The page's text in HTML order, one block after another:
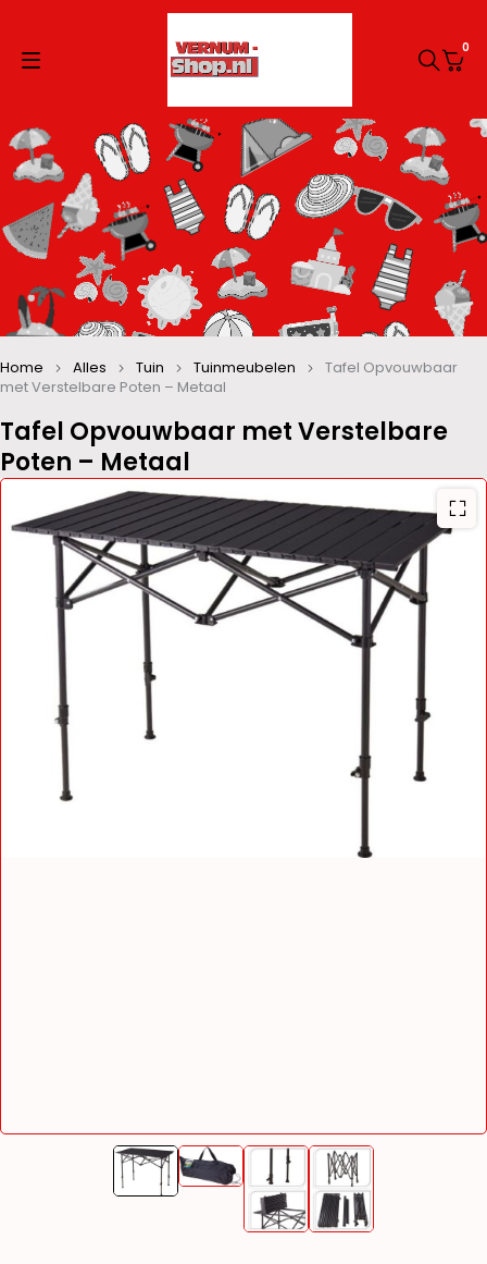
0
Tafel Opvouwbaar met Verstelbare
Poten – Metaal
Home Alles Tuin Tuinmeubelen
Tafel Opvouwbaar
met Verstelbare Poten – Metaal